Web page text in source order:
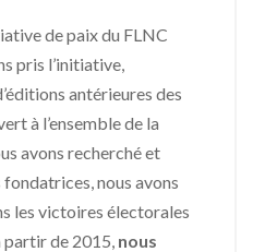
de paix du FLNC
pris l’initiative,
antérieures des
à l’ensemble de la
avons recherché et
nous avons
les victoires électorales
de 2015, nous